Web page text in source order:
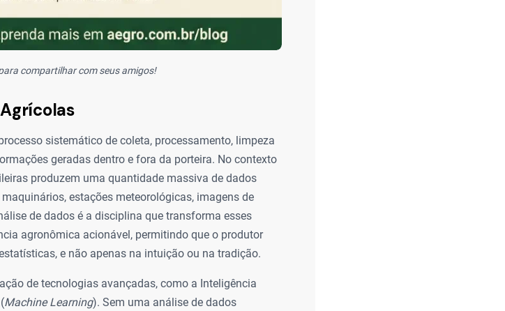
compartilhar com seus amigos!
sistemático de coleta, processamento, limpeza
geradas dentro e fora da porteira. No contexto
produzem uma quantidade massiva de dados
estações meteorológicas, imagens de
de dados é a disciplina que transforma esses
agronômica acionável, permitindo que o produtor
e não apenas na intuição ou na tradição.
de tecnologias avançadas, como a Inteligência
Machine Learning). Sem uma análise de dados